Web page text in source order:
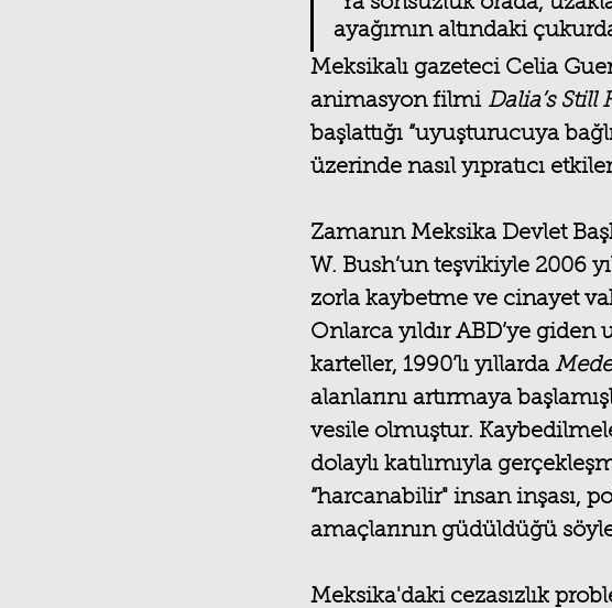
ayağımın altındaki
Meksikalı gazeteci Celia
animasyon filmi Dalia’s Still
başlattığı “uyuşturucuya
üzerinde nasıl yıpratıcı
Zamanın Meksika Devlet
W. Bush’un teşvikiyle 2006
zorla kaybetme ve cinayet
Onlarca yıldır ABD’ye
karteller, 1990’lı yıllarda
alanlarını artırmaya
vesile olmuştur.
dolaylı katılımıyla
“harcanabilir" insan inşası,
amaçlarının güdüldüğü
Meksika'daki cezasızlık